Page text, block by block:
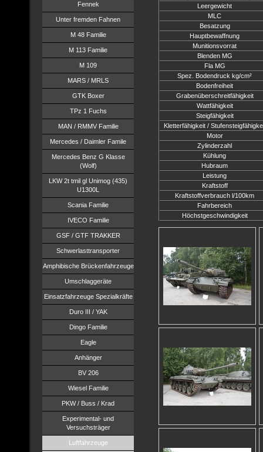
Fennek
Unter fremden Fahnen
M 48 Familie
M 113 Familie
M 109
MARS / MRLS
GTK Boxer
TPz 1 Fuchs
MAN / RMMV Familie
Mercedes / Daimler Famile
Mercedes Benz G Klasse
(Wolf)
LKW 2t tmil gl Unimog (435)
U1300L
Scania Familie
IVECO Familie
GSF / GTF TRAKKER
Schwerlasttransporter
Amphibische Brückenfahrzeuge
Umschlaggeräte
Einsatzfahrzeuge Spezialkräfte
Duro III / YAK
Dingo Familie
Eagle
Anhänger
BV 206
Wiesel Familie
PKW / Buss / Krad
Experimental- und
Versuchsträger
Luftfahrzeuge
Leergewicht
MLC
Besatzung
Hauptbewaffnung
Munitionsvorrat
Blenden MG
Fla MG
Spez. Bodendruck kg/cm²
Bodenfreiheit
Grabenüberschreitfähigkeit
Wattfähigkeit
Steigfähigkeit
Kletterfähigkeit /
Motor
Zylinderzahl
Kühlung
Hubraum
Leistung
Kraftstoff
Kraftstoffverbrauch l/100km
Fahrbereich
Höchstgeschwindigkeit